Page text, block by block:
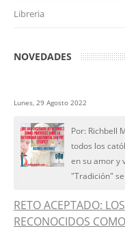
Libreria
NOVEDADES
Lunes, 29 Agosto 2022
Por: Richbell
todos los
en su amor y
"Tradición"
RETO ACEPTADO:
RECONOCIDOS